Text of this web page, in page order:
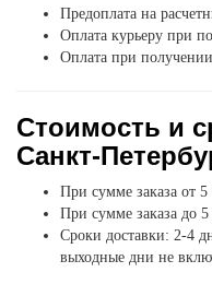
Предоплата на
Оплата курьеру при
Оплата при
Стоимость и
Санкт-
При сумме заказа от
При сумме заказа до
Сроки доставки: 2-4
выходные дни не